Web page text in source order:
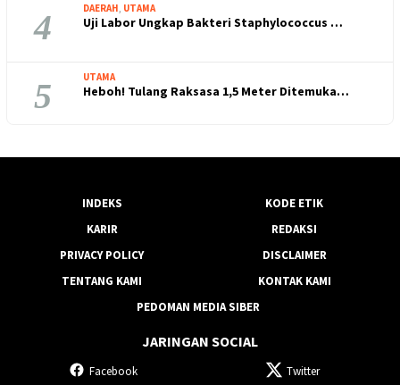
4 DAERAH UTAMA
Uji Labor Ungkap Bakteri Staphylococcus …
5 UTAMA
Heboh! Tulang Raksasa 1,5 Meter Ditemuka…
INDEKS
KODE ETIK
KARIR
REDAKSI
PRIVACY POLICY
DISCLAIMER
TENTANG KAMI
KONTAK KAMI
PEDOMAN MEDIA SIBER
JARINGAN SOCIAL
Facebook Twitter